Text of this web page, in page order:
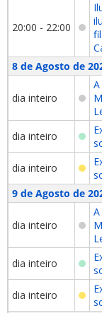
20:00 - 22:00
8 de Agosto de
dia inteiro
dia inteiro
dia inteiro
9 de Agosto de
dia inteiro
dia inteiro
dia inteiro